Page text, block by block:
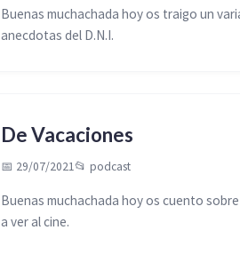
Buenas muchachada hoy os traigo un
anecdotas del D.N.I.
De Vacaciones
📅 29/07/2021📂 podcast
Buenas muchachada hoy os cuento
a ver al cine.